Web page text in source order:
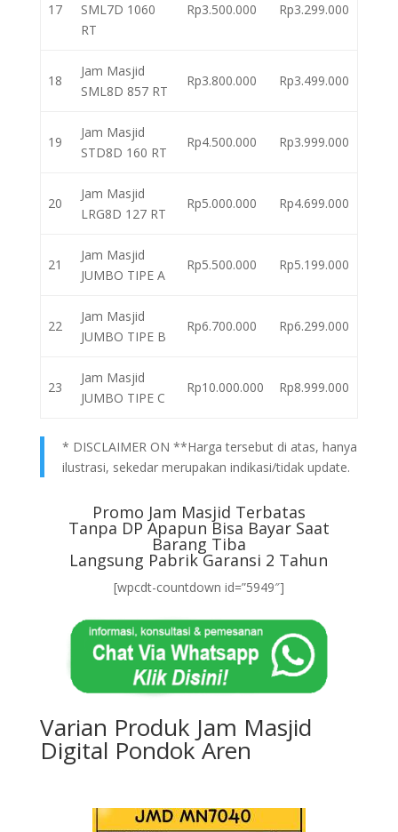
17
SML7D 1060
RT
Rp3.500.000 Rp3.299.000
18
Jam Masjid
SML8D 857 RT
Rp3.800.000 Rp3.499.000
19
Jam Masjid
STD8D 160 RT
Rp4.500.000 Rp3.999.000
20
Jam Masjid
LRG8D 127 RT
Rp5.000.000 Rp4.699.000
21
Jam Masjid
JUMBO TIPE A
Rp5.500.000 Rp5.199.000
22
Jam Masjid
JUMBO TIPE B
Rp6.700.000 Rp6.299.000
23
Jam Masjid
JUMBO TIPE C
Rp10.000.000 Rp8.999.000
* DISCLAIMER ON **Harga tersebut di atas, hanya
ilustrasi, sekedar merupakan indikasi/tidak update.
Promo Jam Masjid Terbatas
Tanpa DP Apapun Bisa Bayar Saat
Barang Tiba
Langsung Pabrik Garansi 2 Tahun
[wpcdt-countdown id=”5949″]
Varian Produk Jam Masjid
Digital Pondok Aren